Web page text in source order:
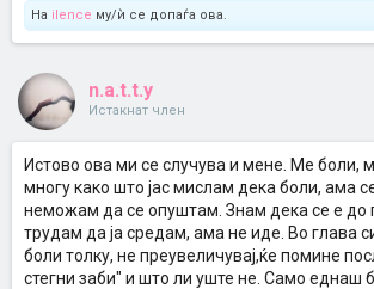
На ilence му/ѝ се допаѓа ова.
n.a.t.t.y
Истакнат член
Истово ова ми се случува и мене. Ме боли,
многу како што јас мислам дека боли, ама
неможам да се опуштам. Знам дека се е до
трудам да ја средам, ама не иде. Во глава
боли толку, не преувеличувај,ќе помине
стегни заби" и што ли уште не. Само еднаш